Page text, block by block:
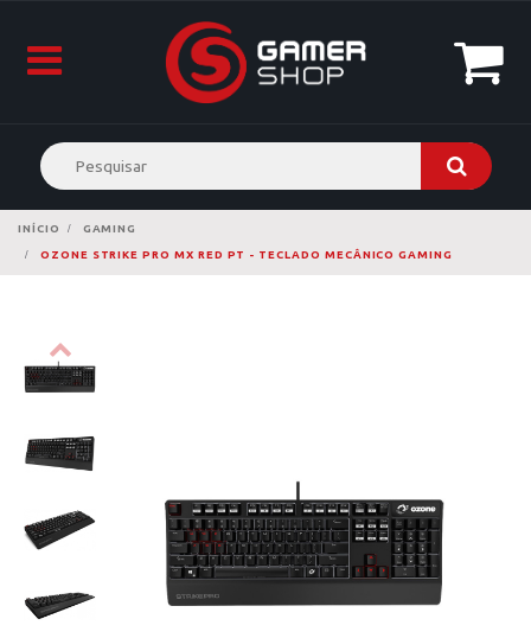
INÍCIO
GAMING
OZONE STRIKE PRO MX RED PT - TECLADO MECÂNICO GAMING